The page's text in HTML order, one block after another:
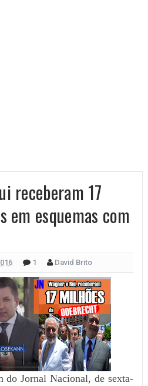
receberam 17
em esquemas com
1 David Brito
Jornal Nacional, de sexta-